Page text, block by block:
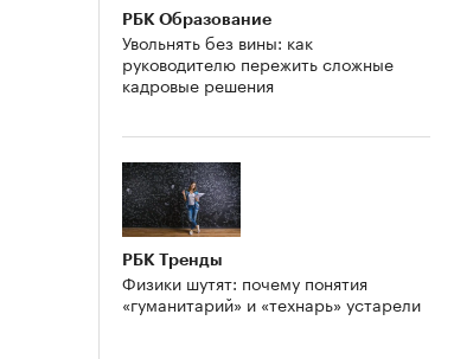
РБК Образование
Увольнять без вины: как
руководителю пережить сложные
кадровые решения
РБК Тренды
Физики шутят: почему понятия
«гуманитарий» и «технарь» устарели